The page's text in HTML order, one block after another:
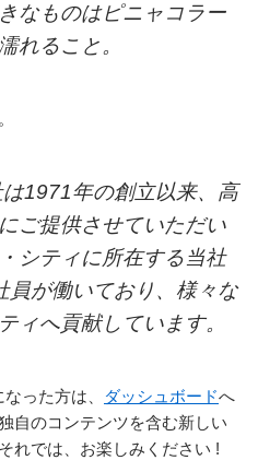
なものはピニャコラー
れること。
1971年の創立以来、高
ご提供させていただい
シティに所在する当社
員が働いており、様々な
ィへ貢献しています。
った方は、 ダッシュボードへ
自のコンテンツを含む新しい
れでは、お楽しみください !